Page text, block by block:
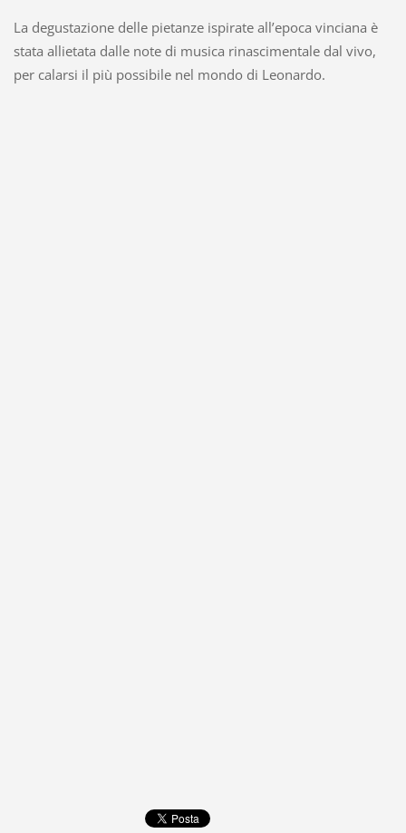
La degustazione delle pietanze ispirate all’epoca vinciana è
stata allietata dalle note di musica rinascimentale dal vivo,
per calarsi il più possibile nel mondo di Leonardo.